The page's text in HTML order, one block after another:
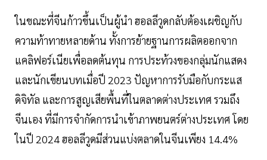
ในขณะที่จีนก้าวขึ้นเป็นผู้นำ ฮอลลีวูดกลับต้องเผชิญกับ
ความท้าทายหลายด้าน ทั้งการย้ายฐานการผลิตออกจาก
แคลิฟอร์เนียเพื่อลดต้นทุน การประท้วงของกลุ่มนักแสดง
และนักเขียนบทเมื่อปี 2023 ปัญหาการรับมือกับกระแส
ดิจิทัล และการสูญเสียพื้นที่ในตลาดต่างประเทศ รวมถึง
จีนเอง ที่มีการจำกัดการนำเข้าภาพยนตร์ต่างประเทศ โดย
ในปี 2024 ฮอลลีวูดมีส่วนแบ่งตลาดในจีนเพียง 14.4%